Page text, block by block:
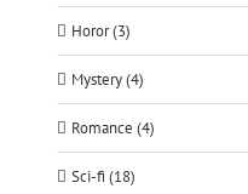
Horor (3)
Mystery (4)
Romance (4)
Sci-fi (18)